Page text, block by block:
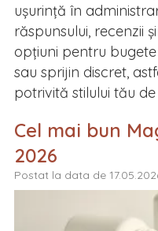
ușurință în
răspunsului, recenzii
opțiuni pentru
sau sprijin discret,
potrivită stilului tău de
Cel mai bun
2026
Postat la data de